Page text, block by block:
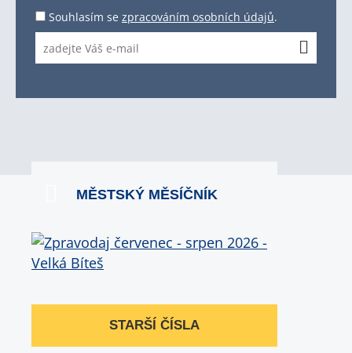
Souhlasím se zpracováním osobních údajů.
MĚSTSKÝ MĚSÍČNÍK
STARŠÍ ČÍSLA